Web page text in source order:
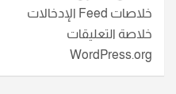
خلاصات Feed الإدخالات
خلاصة التعليقات
WordPress.org